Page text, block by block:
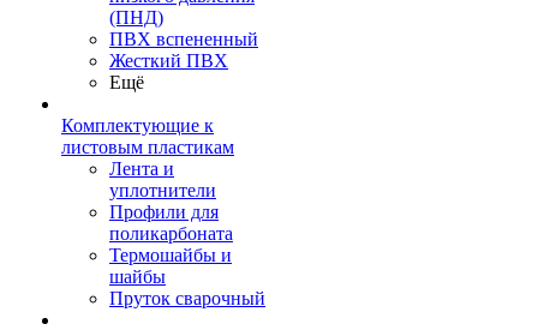
(ПНД)
ПВХ вспененный
Жесткий ПВХ
Ещё
Комплектующие к
листовым пластикам
Лента и
уплотнители
Профили для
поликарбоната
Термошайбы и
шайбы
Пруток сварочный